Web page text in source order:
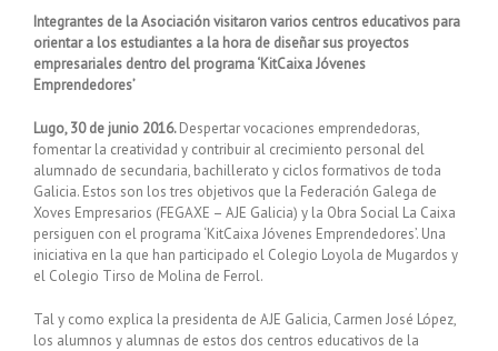
Integrantes de la Asociación visitaron varios centros educativos para
orientar a los estudiantes a la hora de diseñar sus proyectos
empresariales dentro del programa ‘KitCaixa Jóvenes
Emprendedores’
Lugo, 30 de junio 2016.Despertar vocaciones emprendedoras,
fomentar la creatividad y contribuir al crecimiento personal del
alumnado de secundaria, bachillerato y ciclos formativos de toda
Galicia. Estos son los tres objetivos que la Federación Galega de
Xoves Empresarios (FEGAXE – AJE Galicia) y la Obra Social La Caixa
persiguen con el programa ‘KitCaixa Jóvenes Emprendedores’. Una
iniciativa en la que han participado el Colegio Loyola de Mugardos y
el Colegio Tirso de Molina de Ferrol.
Tal y como explica la presidenta de AJE Galicia, Carmen José López,
los alumnos y alumnas de estos dos centros educativos de la